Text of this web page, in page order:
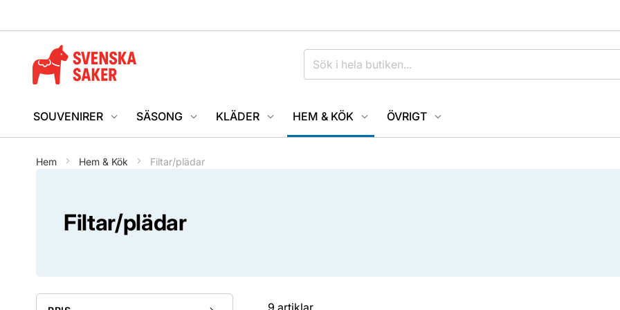
SOUVENIRER SÄSONG KLÄDER HEM & KÖK ÖVRIGT
Hem Hem & Kök Filtar/plädar
Filtar/plädar
9 artiklar